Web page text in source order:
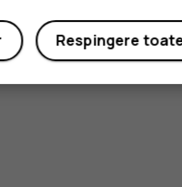
Respingere